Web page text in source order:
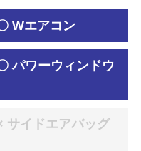
Wエアコン
パワーウィンドウ
サイドエアバッグ